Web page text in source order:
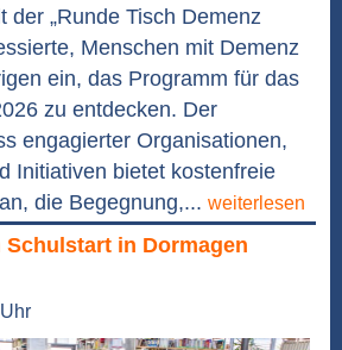
der „Runde Tisch Demenz
Menschen mit Demenz
ein, das Programm für das
zu entdecken. Der
engagierter Organisationen,
Initiativen bietet kostenfreie
die Begegnung,... weiterlesen
Schulstart in Dormagen